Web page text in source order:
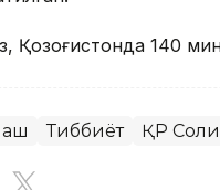
Қозоғистонда 140
Тиббиёт ҚР